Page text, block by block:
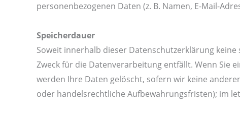
personenbezogenen Daten (z. B. Namen, E-Mail-
Speicherdauer
Soweit innerhalb dieser Datenschutzerklärung
Zweck für die Datenverarbeitung entfällt. Wenn Sie
werden Ihre Daten gelöscht, sofern wir keine
oder handelsrechtliche Aufbewahrungsfristen); im